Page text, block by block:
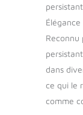
persistant
Reconnu
dans
ce qui le
comme